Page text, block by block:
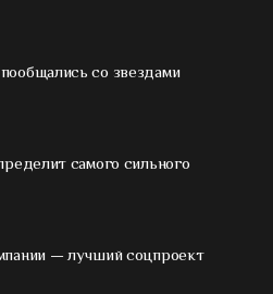
со звездами
самого сильного
— лучший соцпроект